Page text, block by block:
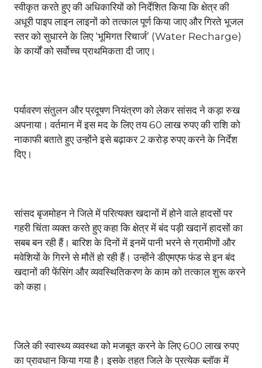
स्वीकृत करते हुए की अधिकारियों को निर्देशित किया कि क्षेत्र की
अधूरी पाइप लाइन लाइनों को तत्काल पूर्ण किया जाए और गिरते भूजल
स्तर को सुधारने के लिए ‘भूमिगत रिचार्ज’ (Water Recharge)
के कार्यों को सर्वोच्च प्राथमिकता दी जाए।
पर्यावरण संतुलन और प्रदूषण नियंत्रण को लेकर सांसद ने कड़ा रुख
अपनाया। वर्तमान में इस मद के लिए तय 60 लाख रुपए की राशि को
नाकाफी बताते हुए उन्होंने इसे बढ़ाकर 2 करोड़ रुपए करने के निर्देश
दिए।
सांसद बृजमोहन ने जिले में परित्यक्त खदानों में होने वाले हादसों पर
गहरी चिंता व्यक्त करते हुए कहा कि क्षेत्र में बंद पड़ी खदानें हादसों का
सबब बन रही हैं। बारिश के दिनों में इनमें पानी भरने से ग्रामीणों और
मवेशियों के गिरने से मौतें हो रही हैं। उन्होंने डीएमएफ फंड से इन बंद
खदानों की फेंसिंग और व्यवस्थितिकरण के काम को तत्काल शुरू करने
को कहा।
जिले की स्वास्थ्य व्यवस्था को मजबूत करने के लिए 600 लाख रुपए
का प्रावधान किया गया है। इसके तहत जिले के प्रत्येक ब्लॉक में